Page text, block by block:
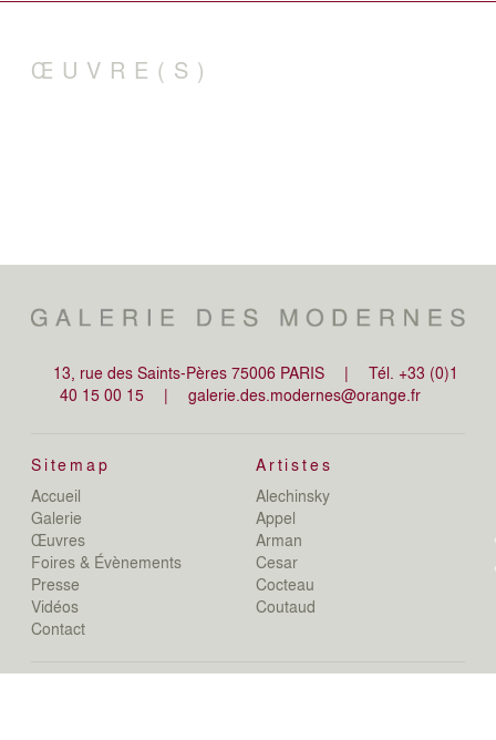
ŒUVRE(S)
13, rue des Saints-Pères 75006 PARIS |
Tél. +33 (0)1
40 15 00 15
| galerie.des.modernes@orange.fr
Sitemap
Accueil
Galerie
Œuvres
Foires & Évènements
Presse
Vidéos
Contact
Artistes
Alechinsky
Appel
Arman
Cesar
Cocteau
Coutaud